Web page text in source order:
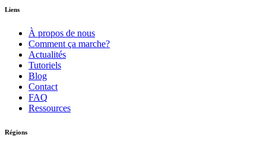
Liens
À propos de nous
Comment ça marche?
Actualités
Tutoriels
Blog
Contact
FAQ
Ressources
Régions